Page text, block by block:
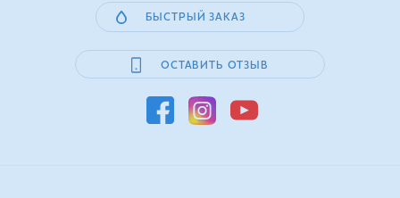
БЫСТРЫЙ ЗАКАЗ
ОСТАВИТЬ ОТЗЫВ